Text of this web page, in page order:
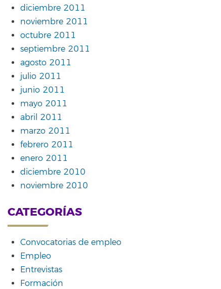
diciembre 2011
noviembre 2011
octubre 2011
septiembre 2011
agosto 2011
julio 2011
junio 2011
mayo 2011
abril 2011
marzo 2011
febrero 2011
enero 2011
diciembre 2010
noviembre 2010
CATEGORÍAS
Convocatorias de empleo
Empleo
Entrevistas
Formación